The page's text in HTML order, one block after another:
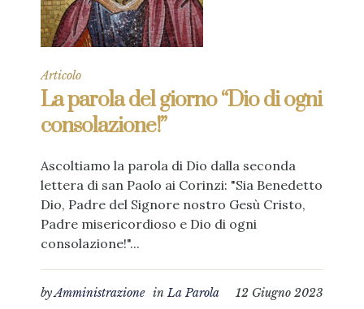
Articolo
La parola del giorno “Dio di ogni
consolazione!”
Ascoltiamo la parola di Dio dalla seconda
lettera di san Paolo ai Corinzi: "Sia Benedetto
Dio, Padre del Signore nostro Gesù Cristo,
Padre misericordioso e Dio di ogni
consolazione!"...
12 Giugno 2023
byAmministrazione inLa Parola